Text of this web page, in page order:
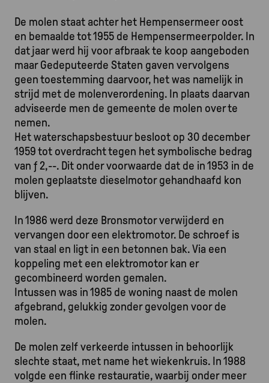
De molen staat achter het Hempensermeer oost
en bemaalde tot 1955 de Hempensermeerpolder. In
dat jaar werd hij voor afbraak te koop aangeboden
maar Gedeputeerde Staten gaven vervolgens
geen toestemming daarvoor, het was namelijk in
strijd met de molenverordening. In plaats daarvan
adviseerde men de gemeente de molen over te
nemen.
Het waterschapsbestuur besloot op 30 december
1959 tot overdracht tegen het symbolische bedrag
van ƒ 2,--. Dit onder voorwaarde dat de in 1953 in de
molen geplaatste dieselmotor gehandhaafd kon
blijven.
In 1986 werd deze Bronsmotor verwijderd en
vervangen door een elektromotor. De schroef is
van staal en ligt in een betonnen bak. Via een
koppeling met een elektromotor kan er
gecombineerd worden gemalen.
Intussen was in 1985 de woning naast de molen
afgebrand, gelukkig zonder gevolgen voor de
molen.
De molen zelf verkeerde intussen in behoorlijk
slechte staat, met name het wiekenkruis. In 1988
volgde een flinke restauratie, waarbij onder meer